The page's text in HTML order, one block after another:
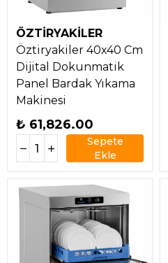
ÖZTİRYAKİLER
Öztiryakiler 40x40 Cm
Dijital Dokunmatik
Panel Bardak Yıkama
Makinesi
₺ 61,826.00
Sepete
Ekle